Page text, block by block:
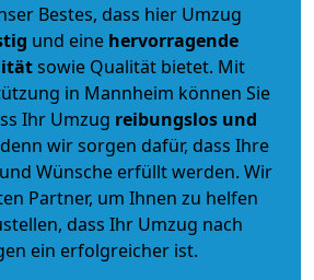
Bestes, dass hier Umzug
und eine hervorragende
sowie Qualität bietet. Mit
in Mannheim können Sie
Ihr Umzug reibungslos und
wir sorgen dafür, dass Ihre
Wünsche erfüllt werden. Wir
Partner, um Ihnen zu helfen
dass Ihr Umzug nach
ein erfolgreicher ist.